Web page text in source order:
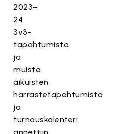
2023–
24
3v3-
tapahtumista
ja
muista
aikuisten
harrastetapahtumista
ja
turnauskalenteri